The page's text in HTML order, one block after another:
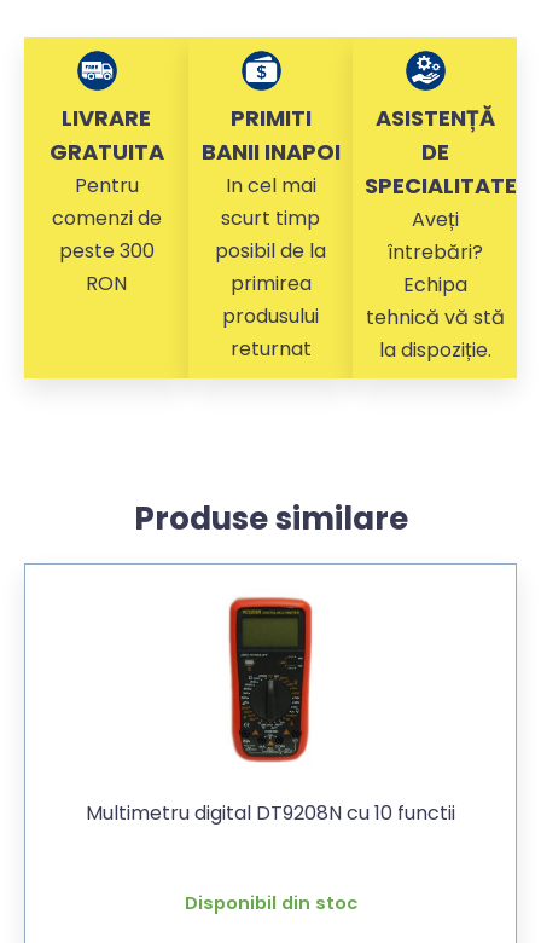
LIVRARE
GRATUITA
Pentru
comenzi de
peste 300
RON
PRIMITI
BANII INAPOI
In cel mai
scurt timp
posibil de la
primirea
produsului
returnat
ASISTENȚĂ
DE
SPECIALITATE
Aveți
întrebări?
Echipa
tehnică vă stă
la dispoziție.
Produse similare
Multimetru digital DT9208N cu 10 functii
Disponibil din stoc